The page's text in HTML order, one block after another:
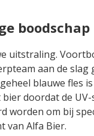
boodschap
uitstraling.
aan de slag
blauwe fles
doordat de
worden om bij
van Alfa Bier.